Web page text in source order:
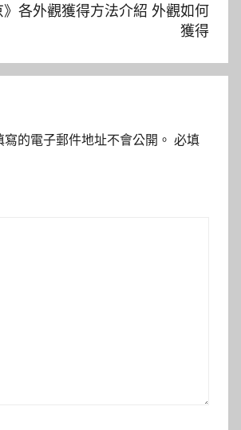
》各外觀獲得方法介紹 外觀如何
獲得
的電子郵件地址不會公開。 必填